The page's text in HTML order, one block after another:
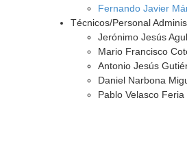
Fernando Javier
Técnicos/Personal
Jerónimo Jesús
Mario Francisco
Antonio Jesús
Daniel Narbona
Pablo Velasco Feria